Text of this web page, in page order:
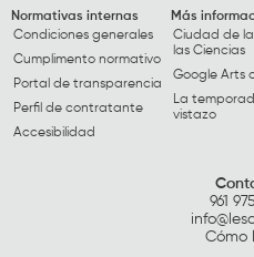
Normativas internas
Condiciones generales
Cumplimento normativo
Portal de transparencia
Perfil de contratante
Accesibilidad
Más
Ciudad de
las Ciencias
Google Arts
La
vistazo
961
Cómo